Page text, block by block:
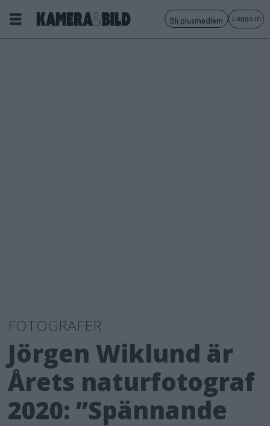
Bli plusmedlem Logga in
FOTOGRAFER
Jörgen Wiklund är
Årets naturfotograf
2020: ”Spännande